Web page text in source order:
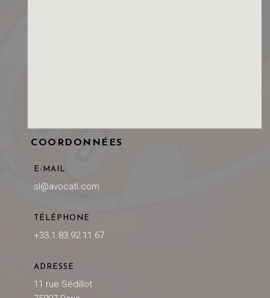
COORDONNÉES
E-MAIL
sl@avocatl.com
TÉLÉPHONE
+33.1.83.92.11.67
ADRESSE
11 rue Sédillot